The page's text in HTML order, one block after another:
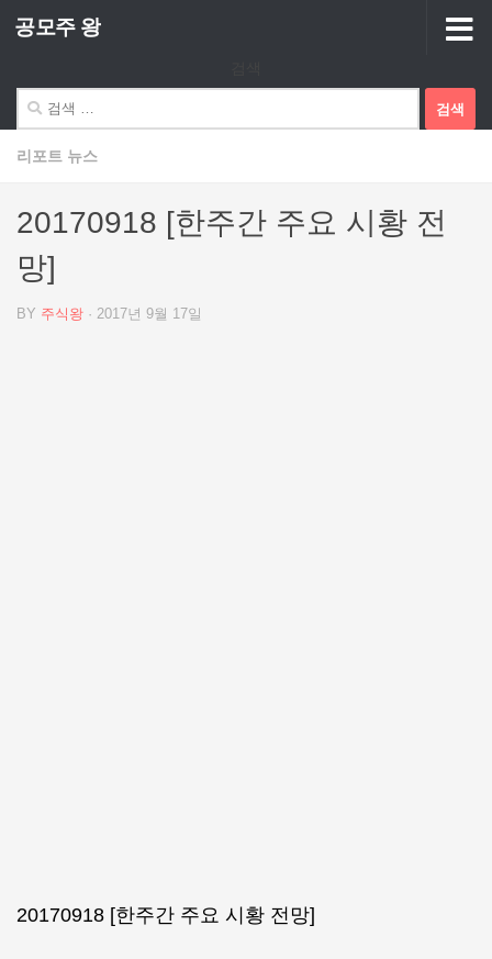
Skip to content
공모주 왕
색:
리포트 뉴스
20170918 [한주간 주요 시황 전
망]
BY 주식왕 · 2017년 9월 17일
20170918 [한주간 주요 시황 전망]